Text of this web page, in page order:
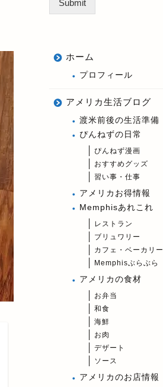
Submit
ホーム
プロフィール
アメリカ生活ブログ
渡米前後の生活準備
ぴんねずの日常
ぴんねず漫画
おすすめグッズ
習い事・仕事
アメリカお得情報
Memphisあれこれ
レストラン
ブリュワリー
カフェ・ベーカリー
Memphisぶらぶら
アメリカの食材
お弁当
和食
海鮮
お肉
デザート
ソース
アメリカのお店情報